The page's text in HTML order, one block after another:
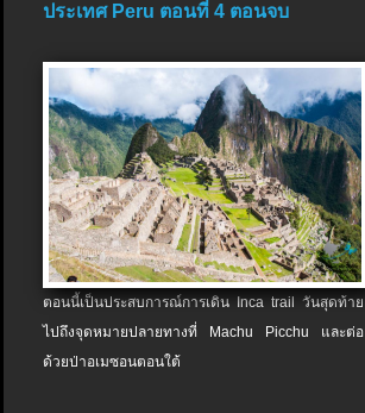
ประเทศ Peru ตอนที่ 4 ตอนจบ
ตอนนี้เป็นประสบการณ์การเดิน Inca trail วันสุดท้าย
ไปถึงจุดหมายปลายทางที่ Machu Picchu และต่อ
ด้วยป่าอเมซอนตอนใต้